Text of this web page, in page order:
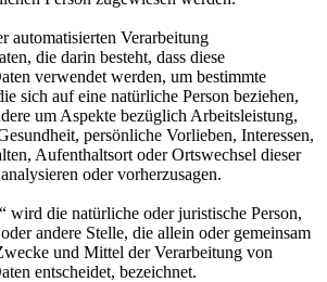
automatisierten Verarbeitung
die darin besteht, dass diese
verwendet werden, um bestimmte
sich auf eine natürliche Person beziehen,
um Aspekte bezüglich Arbeitsleistung,
persönliche Vorlieben, Interessen,
Aufenthaltsort oder Ortswechsel dieser
oder vorherzusagen.
wird die natürliche oder juristische Person,
andere Stelle, die allein oder gemeinsam
und Mittel der Verarbeitung von
entscheidet, bezeichnet.